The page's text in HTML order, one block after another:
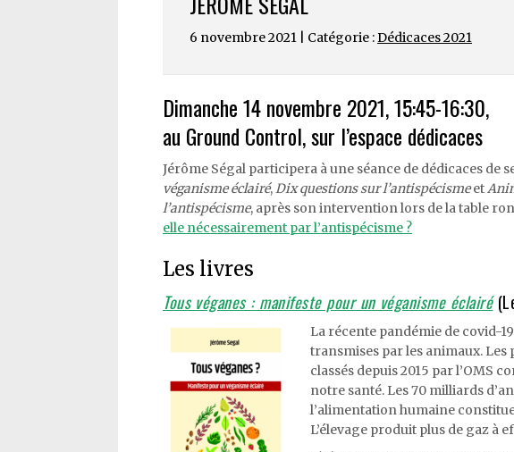
6 novembre 2021 | Catégorie :Dédicaces 2021
Dimanche 14 novembre 2021, 15:45-16:30,
au Ground Control, sur l’espace dédicaces
Jérôme Ségal participera à une séance de dédicaces de
véganisme éclairé,Dix questions sur l’antispécismeet
l’antispécisme, après son intervention lors de la table
elle nécessairement par l’antispécisme ?
Les livres
Tous véganes : manifeste pour un véganisme éclairé
La récente pandémie de covid-
transmises par les animaux.
classés depuis 2015 par l’OMS
notre santé. Les 70 milliards
l’alimentation humaine
L’élevage produit plus de gaz à